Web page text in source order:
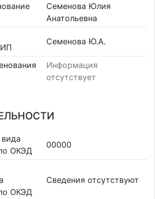
Семенова Юлия
Анатольевна
Семенова Ю.А.
Информация
отсутствует
ОКЭД
00000
ОКЭД
Cведения отсутствуют